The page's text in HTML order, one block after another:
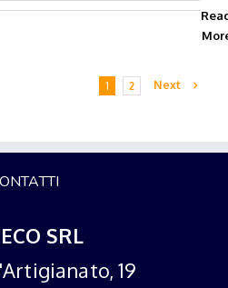
1 2 Next
SRL
19